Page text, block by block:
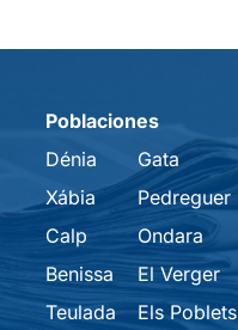
Poblaciones
Dénia
Xábia
Calp
Benissa
Teulada
Gata
Pedreguer
Ondara
El Verger
Els Poblets